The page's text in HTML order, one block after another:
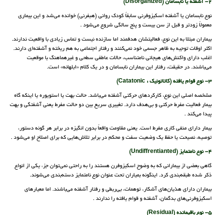
2- آشفته یا نابسامان (Disorganized)
نوع نابسامان یا آشفته اسکیزوفرنی سابقاً کودک روانی (هبفرنی) خوانده می‌شد و این بیماری
معمولاً زودتر و قبل از سن بیست و پنج سالگی شروع می‌شود .
بیماران مبتلا به این نوع، فعالیتشان هدفمند اما سازنده نیست و تماس زیادی با واقعیت ندارند.
اکثر اوقات توجیه به ظاهر جسمی خود نمی‌کنند و رفتار اجتماعی به هم ریخته و آشفته‌ای دارند.
اغلب دارای واکنش‌های هیجانی نامتناسب، حالات عاطفی سطحی و غیرهماهنگ با موقعیت
می‌باشند. در حقیقت، رفتار این بیماران نابسامان و در یک کلام «ابلهانه» است.
3- نوع قوام یافته (کاتاتونیک : Catatonic)
مشخصه اصلی این نوع، کارکردهای حرکتی آشفته می‌باشد. حالت بهت یا استویوره یا اینکه گاه
بیمار فعالیت مفرط حرکتی و بی‌هدف دارد. تغییری سریع بین دو حالت مفرط یعنی آشفتگی و بهت
پیدا می‌کند .
بیمار دارای منفی کاری مفرط است. یعنی مقاومت واقعاً بدون انگیزه در برابر هر گونه دستور،
توصیه، نصیحت یا حفظ یک وضعیت سفت و محکم در برابر تلاش‌هایی که برای اصلاح او می‌شود .
4- نوع نامتمایز (Undiffrentianted)
گاهی بعضی از بیمارانی که به وضوح اسکیزوفرن هستند را به راحتی نمی‌توان جزء یکی از انواع
ذکر شده طبقه‌بندی کرد. اینگونه بمیاران تحت عنوان نوع نامتمایز دسته‌بندی می‌شوند.
بیماران دارای هذیان‌های آشکار، توهمات، بی‌ربطی و رفتار آشفته می‌باشند. اما معیارهای
اسکیزوفرنی‌های بدگمان، آشفته و قوام یافته را ندارند .
5- نوع باقیمانده (Residual)